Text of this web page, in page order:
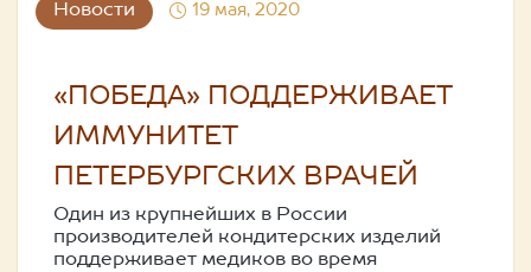
Новости 19 мая, 2020
«ПОБЕДА» ПОДДЕРЖИВАЕТ
ИММУНИТЕТ
ПЕТЕРБУРГСКИХ ВРАЧЕЙ
Один из крупнейших в России
производителей кондитерских изделий
поддерживает медиков во время